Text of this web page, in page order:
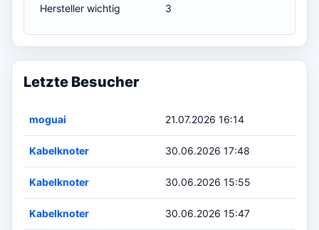
Hersteller wichtig 3
Letzte Besucher
moguai 21.07.2026 16:14
Kabelknoter 30.06.2026 17:48
Kabelknoter 30.06.2026 15:55
Kabelknoter 30.06.2026 15:47